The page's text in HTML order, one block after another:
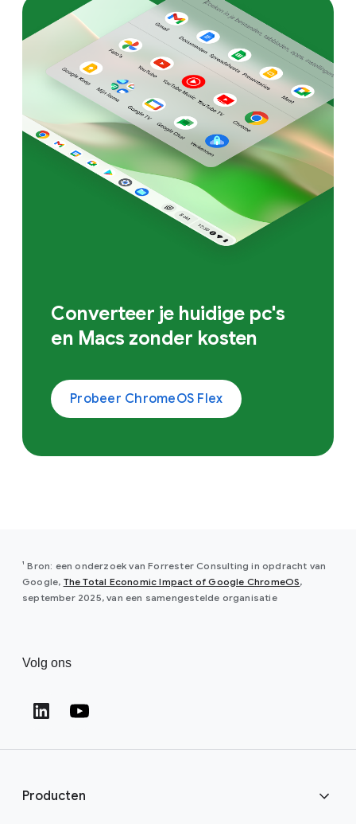
Converteer je huidige pc's
en Macs zonder kosten
Probeer ChromeOS Flex
¹ Bron: een onderzoek van Forrester Consulting in opdracht van
Google, The Total Economic Impact of Google ChromeOS,
september 2025, van een samengestelde organisatie
Volg ons
Producten